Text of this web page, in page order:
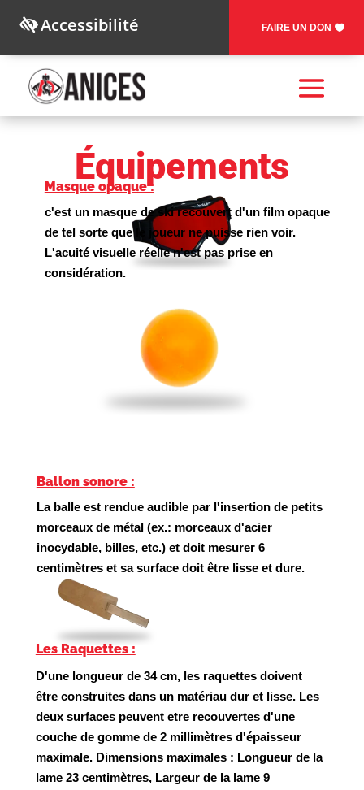
Accessibilité FAIRE UN DON
Équipements
Ballon sonore :
La balle est rendue audible par l'insertion de petits
morceaux de métal (ex.: morceaux d'acier
inocydable, billes, etc.) et doit mesurer 6
centimètres et sa surface doit être lisse et dure.
Masque opaque :
c'est un masque de ski recouvert d'un film opaque
de tel sorte que le joueur ne puisse rien voir.
L'acuité visuelle réelle n'est pas prise en
considération.
Les Raquettes :
D'une longueur de 34 cm, les raquettes doivent
être construites dans un matériau dur et lisse. Les
deux surfaces peuvent etre recouvertes d'une
couche de gomme de 2 millimètres d'épaisseur
maximale. Dimensions maximales : Longueur de la
lame 23 centimètres, Largeur de la lame 9